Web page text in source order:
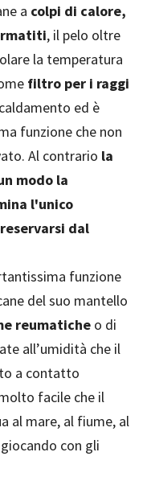
a colpi di calore,
, il pelo oltre
la temperatura
filtro per i raggi
ed è
funzione che non
Al contrario la
modo la
l'unico
dal
funzione
del suo mantello
reumatiche o di
all’umidità che il
a contatto
facile che il
al mare, al fiume, al
con gli